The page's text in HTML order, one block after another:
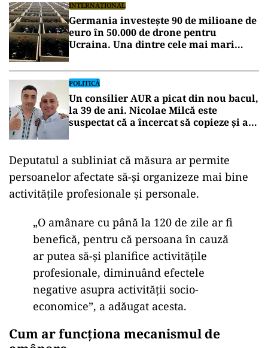
INTERNAȚIONAL
Germania investește 90 de milioane de
euro în 50.000 de drone pentru
Ucraina. Una dintre cele mai mari
POLITICĂ
Un consilier AUR a picat din nou bacul,
la 39 de ani. Nicolae Milcă este
suspectat că a încercat să copieze și a
Deputatul a subliniat că măsura ar permite
persoanelor afectate să-și organizeze mai bine
activitățile profesionale și personale.
„O amânare cu până la 120 de zile ar fi
benefică, pentru că persoana în cauză
ar putea să-și planifice activitățile
profesionale, diminuând efectele
negative asupra activității socio-
economice”, a adăugat acesta.
Cum ar funcționa mecanismul de